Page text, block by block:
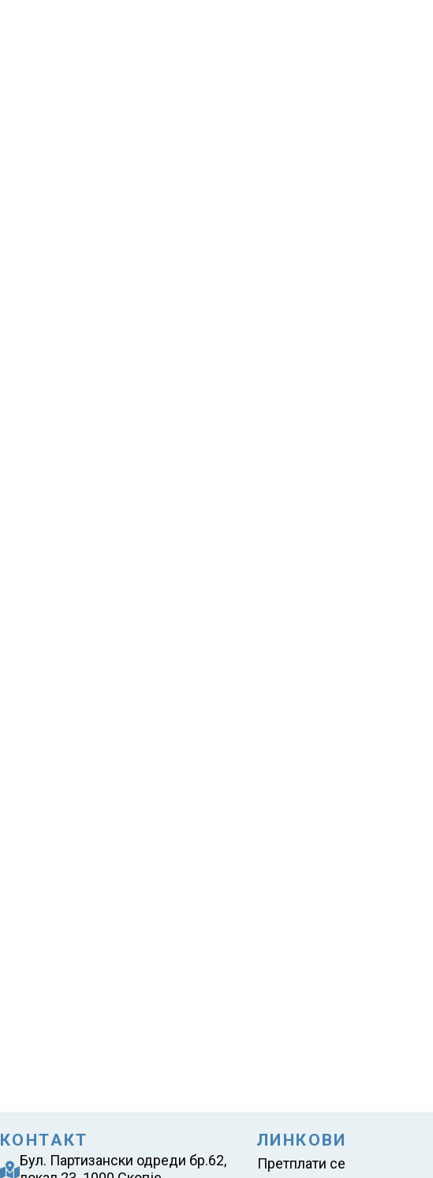
КОНТАКТ
Бул. Партизански одреди бр.62,
ЛИНКОВИ
Претплати се